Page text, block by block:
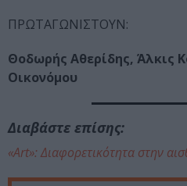
ΠΡΩΤΑΓΩΝΙΣΤΟΥΝ:
Θοδωρής Αθερίδης, Άλκις
Οικονόμου
Διαβάστε επίσης:
«Art»: Διαφορετικότητα στην